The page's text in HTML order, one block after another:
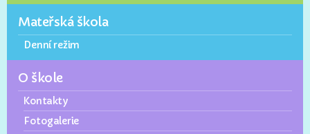
Mateřská škola
Denní režim
O škole
Kontakty
Fotogalerie